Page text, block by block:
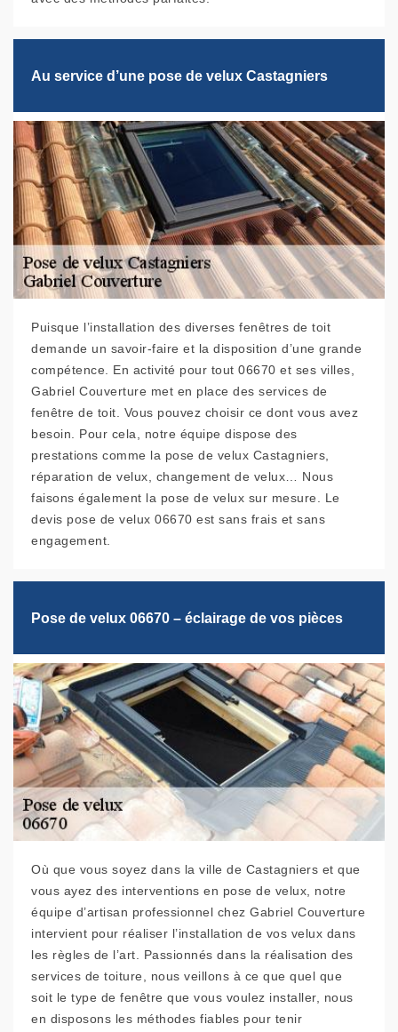
Au service d’une pose de velux Castagniers
Puisque l’installation des diverses fenêtres de toit
demande un savoir-faire et la disposition d’une grande
compétence. En activité pour tout 06670 et ses villes,
Gabriel Couverture met en place des services de
fenêtre de toit. Vous pouvez choisir ce dont vous avez
besoin. Pour cela, notre équipe dispose des
prestations comme la pose de velux Castagniers,
réparation de velux, changement de velux… Nous
faisons également la pose de velux sur mesure. Le
devis pose de velux 06670 est sans frais et sans
engagement.
Pose de velux 06670 – éclairage de vos pièces
Où que vous soyez dans la ville de Castagniers et que
vous ayez des interventions en pose de velux, notre
équipe d’artisan professionnel chez Gabriel Couverture
intervient pour réaliser l’installation de vos velux dans
les règles de l’art. Passionnés dans la réalisation des
services de toiture, nous veillons à ce que quel que
soit le type de fenêtre que vous voulez installer, nous
en disposons les méthodes fiables pour tenir